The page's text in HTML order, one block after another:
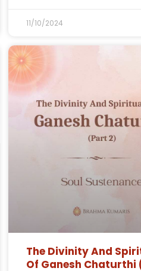
11/10/2024
The Divinity And
Of Ganesh Chaturthi